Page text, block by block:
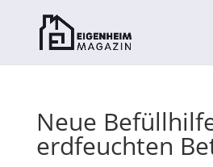
Neue
erdfeuchten